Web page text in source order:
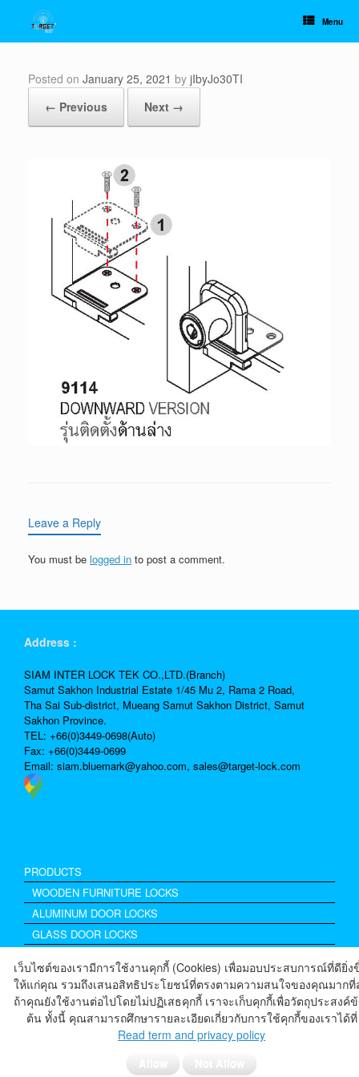
เว็บไซต์ของเรามีการใช้งานคุกกี้ (Cookies) เพื่อมอบประสบการณ์ที่ดียิ่ง
ให้แก่คุณ รวมถึงเสนอสิทธิประโยชน์ที่ตรงตามความสนใจของคุณมากที่
ถ้าคุณยังใช้งานต่อไปโดยไม่ปฏิเสธคุกกี้ เราจะเก็บคุกกี้เพื่อวัตถุประสงค์
ต้น ทั้งนี้ คุณสามารถศึกษารายละเอียดเกี่ยวกับการใช้คุกกี้ของเราได้ที่
Read term and privacy policy
Menu
Posted on January 25, 2021 by jIbyJo30TI
← Previous
Next →
Leave a Reply
You must be logged in to post a comment.
Address :
SIAM INTER LOCK TEK CO.,LTD.(Branch)
Samut Sakhon Industrial Estate 1/45 Mu 2, Rama 2 Road,
Tha Sai Sub-district, Mueang Samut Sakhon District, Samut
Sakhon Province.
TEL: +66(0)3449-0698(Auto)
Fax: +66(0)3449-0699
Email: siam.bluemark@yahoo.com, sales@target-lock.com
PRODUCTS
WOODEN FURNITURE LOCKS
ALUMINUM DOOR LOCKS
GLASS DOOR LOCKS
ACCESSORIES